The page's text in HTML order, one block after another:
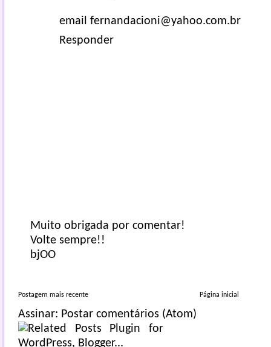
email fernandacioni@yahoo.com.br
Responder
Muito obrigada por comentar!
Volte sempre!!
bjOO
Postagem mais recente Página inicial
Assinar: Postar comentários (Atom)